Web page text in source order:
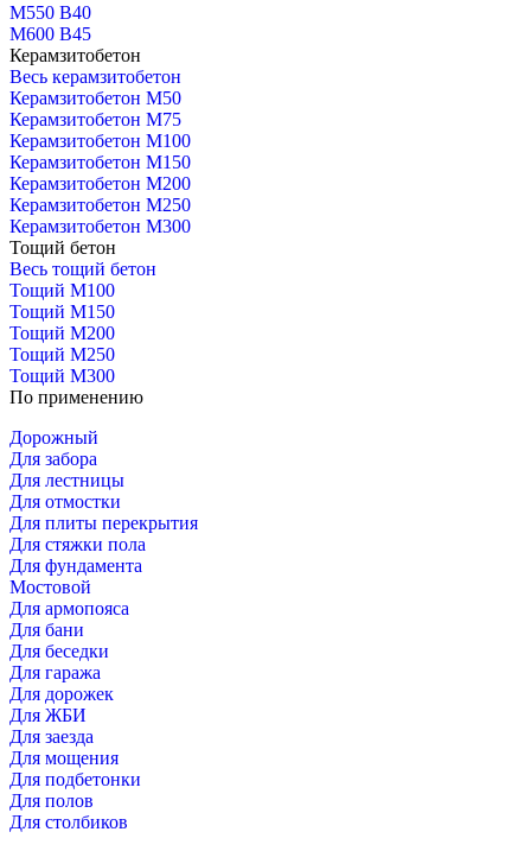
М550 В40
М600 В45
Керамзитобетон
Весь керамзитобетон
Керамзитобетон М50
Керамзитобетон М75
Керамзитобетон М100
Керамзитобетон М150
Керамзитобетон М200
Керамзитобетон М250
Керамзитобетон М300
Тощий бетон
Весь тощий бетон
Тощий М100
Тощий М150
Тощий М200
Тощий М250
Тощий М300
По применению
Дорожный
Для забора
Для лестницы
Для отмостки
Для плиты перекрытия
Для стяжки пола
Для фундамента
Мостовой
Для армопояса
Для бани
Для беседки
Для гаража
Для дорожек
Для ЖБИ
Для заезда
Для мощения
Для подбетонки
Для полов
Для столбиков